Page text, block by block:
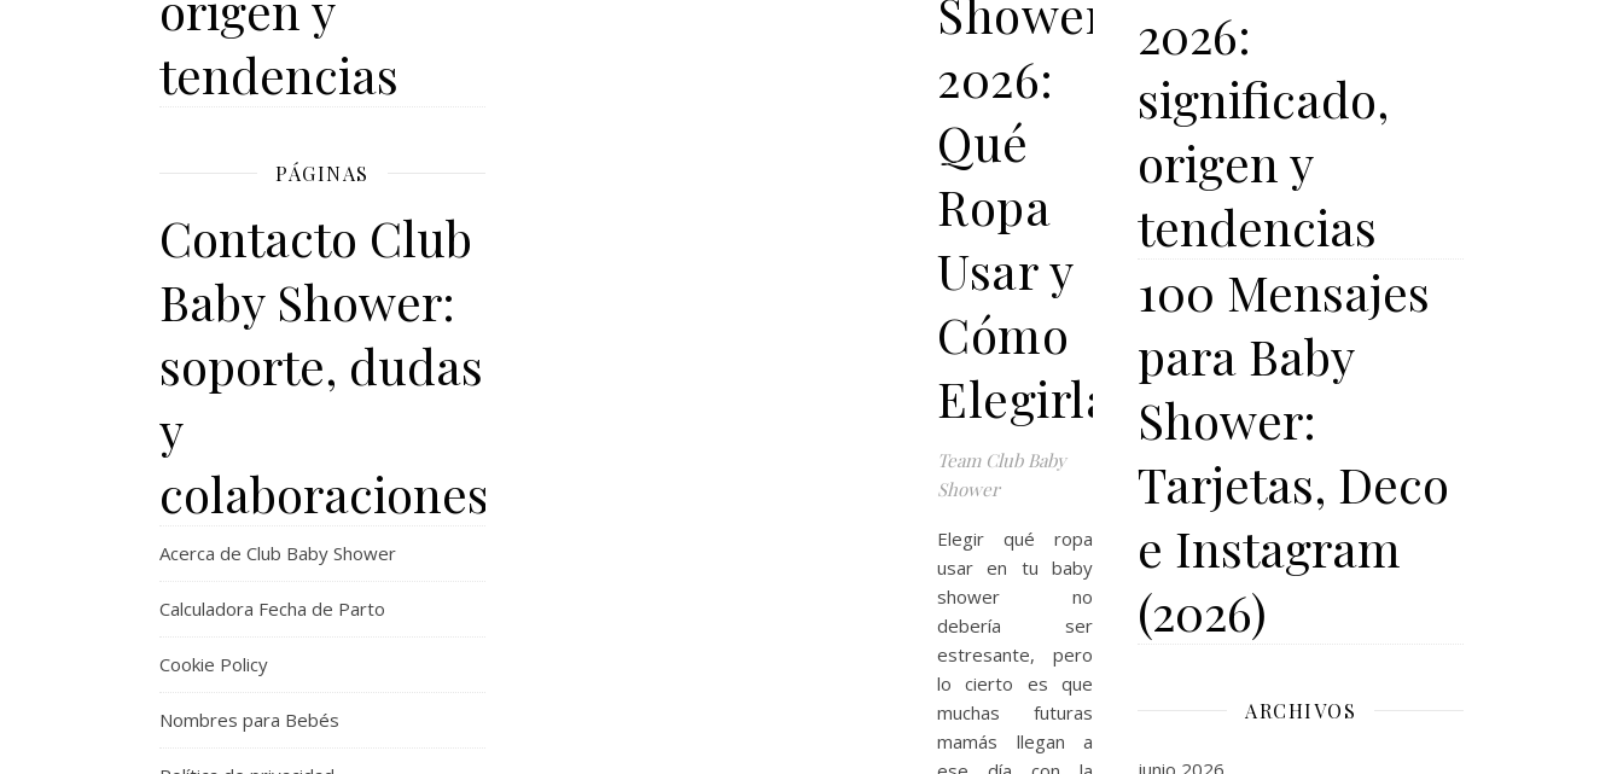
tendencias
PÁGINAS
Contacto Club
Baby Shower:
soporte, dudas
y
colaboraciones
Acerca de Club Baby Shower
Calculadora Fecha de Parto
Cookie Policy
Nombres para Bebés
Shower
2026:
Qué
Ropa
Usar y
Cómo
Elegirla
Team Club Baby
Shower
Elegir qué ropa
usar en tu baby
shower no
debería ser
estresante, pero
lo cierto es que
muchas futuras
mamás llegan a
2026:
significado,
origen y
tendencias
100 Mensajes
para Baby
Shower:
Tarjetas, Deco
e Instagram
(2026)
ARCHIVOS
junio 2026